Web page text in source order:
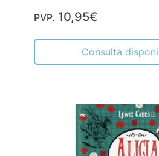
PVP. 10,95€
Consulta